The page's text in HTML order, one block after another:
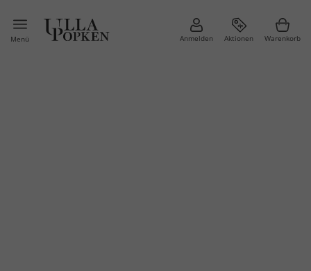
Menü Anmelden Aktionen Warenkorb